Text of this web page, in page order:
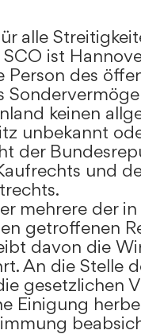
alle
ist
Person des
keinen
unbekannt
der
und
mehrere der in
getroffenen
davon die
An die Stelle
gesetzlichen
Einigung